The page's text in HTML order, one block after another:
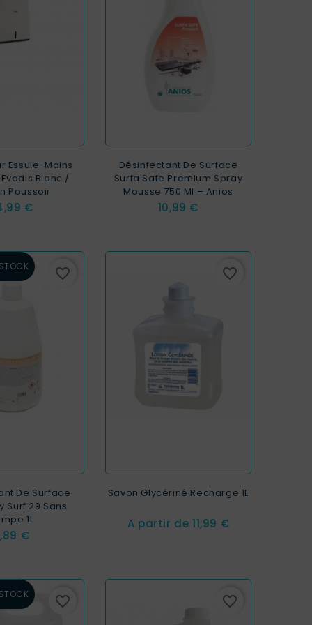
Essuie-Mains
Evadis Blanc /
Poussoir
€
Désinfectant De Surface
Surfa'Safe Premium Spray
Mousse 750 Ml – Anios
Prix
10,99 €
favorite_border
De Surface
Surf 29 Sans
1L
€
favorite_border
Savon Glycériné Recharge 1L
A partir de Prix
11,99 €
favorite_border favorite_border